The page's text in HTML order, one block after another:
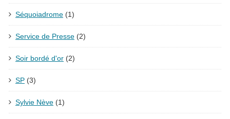
Séquoiadrome (1)
Service de Presse (2)
Soir bordé d'or (2)
SP (3)
Sylvie Nève (1)